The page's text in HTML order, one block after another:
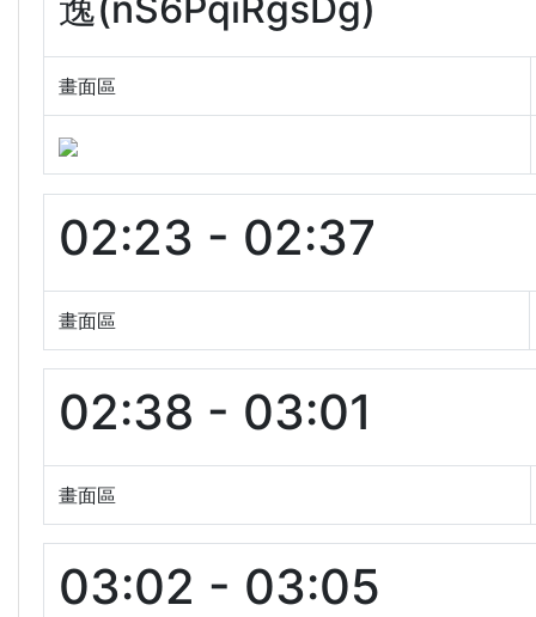
畫面區
02:23 - 02:37
畫面區
02:38 - 03:01
畫面區
03:02 - 03:05